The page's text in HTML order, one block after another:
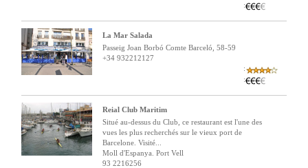
:
La Mar Salada
Passeig Joan Borbó Comte Barceló, 58-59
+34 932212127
:
:
Reial Club Maritim
Situé au-dessus du Club, ce restaurant est l'une des
vues les plus recherchés sur le vieux port de
Barcelone. Visité...
Moll d'Espanya. Port Vell
93 2216256